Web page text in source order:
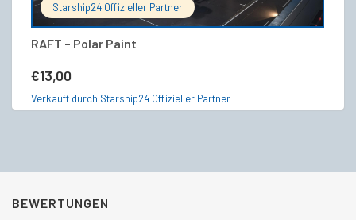
Starship24 Offizieller Partner
RAFT – Polar Paint
€13,00
Verkauft durch Starship24 Offizieller Partner
BEWERTUNGEN